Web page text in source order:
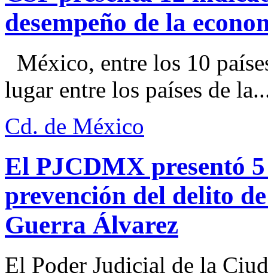
desempeño de la
México, entre los 10
lugar entre los países de
Cd. de México
El PJCDMX presentó
prevención del delito
Guerra Álvarez
El Poder Judicial de la